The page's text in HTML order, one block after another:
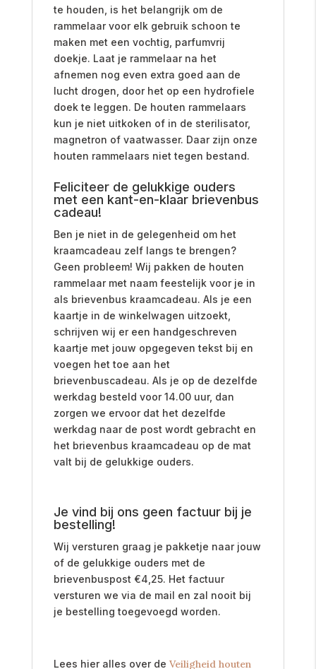
te houden, is het belangrijk om de
rammelaar voor elk gebruik schoon te
maken met een vochtig, parfumvrij
doekje. Laat je rammelaar na het
afnemen nog even extra goed aan de
lucht drogen, door het op een hydrofiele
doek te leggen. De houten rammelaars
kun je niet uitkoken of in de sterilisator,
magnetron of vaatwasser. Daar zijn onze
houten rammelaars niet tegen bestand.
Feliciteer de gelukkige ouders
met een kant-en-klaar brievenbus
cadeau!
Ben je niet in de gelegenheid om het
kraamcadeau zelf langs te brengen?
Geen probleem! Wij pakken de houten
rammelaar met naam feestelijk voor je in
als brievenbus kraamcadeau. Als je een
kaartje in de winkelwagen uitzoekt,
schrijven wij er een handgeschreven
kaartje met jouw opgegeven tekst bij en
voegen het toe aan het
brievenbuscadeau. Als je op de dezelfde
werkdag besteld voor 14.00 uur, dan
zorgen we ervoor dat het dezelfde
werkdag naar de post wordt gebracht en
het brievenbus kraamcadeau op de mat
valt bij de gelukkige ouders.
Je vind bij ons geen factuur bij je
bestelling!
Wij versturen graag je pakketje naar jouw
of de gelukkige ouders met de
brievenbuspost €4,25. Het factuur
versturen we via de mail en zal nooit bij
je bestelling toegevoegd worden.
Lees hier alles over de Veiligheid houten